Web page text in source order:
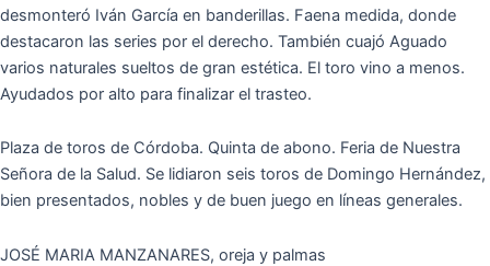
desmonteró Iván García en banderillas. Faena medida, donde
destacaron las series por el derecho. También cuajó Aguado
varios naturales sueltos de gran estética. El toro vino a menos.
Ayudados por alto para finalizar el trasteo.
Plaza de toros de Córdoba. Quinta de abono. Feria de Nuestra
Señora de la Salud. Se lidiaron seis toros de Domingo Hernández,
bien presentados, nobles y de buen juego en líneas generales.
JOSÉ MARIA MANZANARES, oreja y palmas